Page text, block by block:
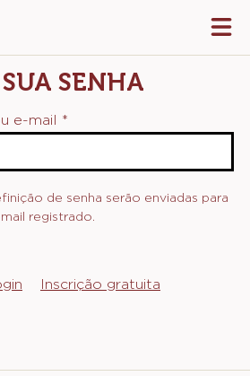
SENHA
e-mail *
de senha serão enviadas para
registrado.
Inscrição gratuita